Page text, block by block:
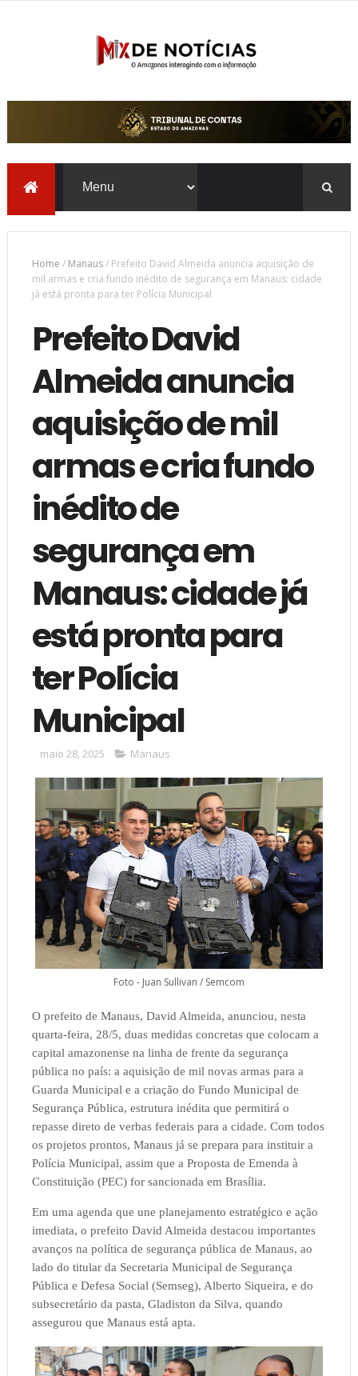
Home / Manaus/ Prefeito David Almeida anuncia aquisição de
mil armas e cria fundo inédito de segurança em Manaus: cidade
já está pronta para ter Polícia Municipal
Prefeito David
Almeida anuncia
aquisição de mil
armas e cria fundo
inédito de
segurança em
Manaus: cidade já
está pronta para
ter Polícia
Municipal
maio 28, 2025 Manaus
Foto - Juan Sullivan / Semcom
O prefeito de Manaus, David Almeida, anunciou, nesta
quarta-feira, 28/5, duas medidas concretas que colocam a
capital amazonense na linha de frente da segurança
pública no país: a aquisição de mil novas armas para a
Guarda Municipal e a criação do Fundo Municipal de
Segurança Pública, estrutura inédita que permitirá o
repasse direto de verbas federais para a cidade. Com todos
os projetos prontos, Manaus já se prepara para instituir a
Polícia Municipal, assim que a Proposta de Emenda à
Constituição (PEC) for sancionada em Brasília.
Em uma agenda que une planejamento estratégico e ação
imediata, o prefeito David Almeida destacou importantes
avanços na política de segurança pública de Manaus, ao
lado do titular da Secretaria Municipal de Segurança
Pública e Defesa Social (Semseg), Alberto Siqueira, e do
subsecretário da pasta, Gladiston da Silva, quando
assegurou que Manaus está apta.